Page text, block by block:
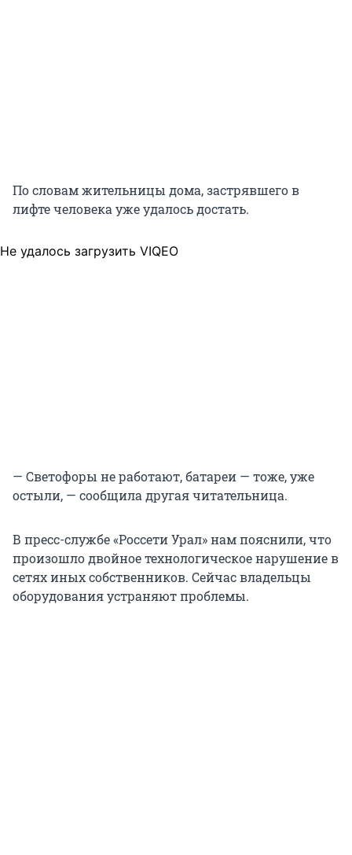
По словам жительницы дома, застрявшего в
лифте человека уже удалось достать.
Не удалось загрузить VIQEO
— Светофоры не работают, батареи — тоже, уже
остыли, — сообщила другая читательница.
В пресс-службе «Россети Урал» нам пояснили, что
произошло двойное технологическое нарушение в
сетях иных собственников. Сейчас владельцы
оборудования устраняют проблемы.